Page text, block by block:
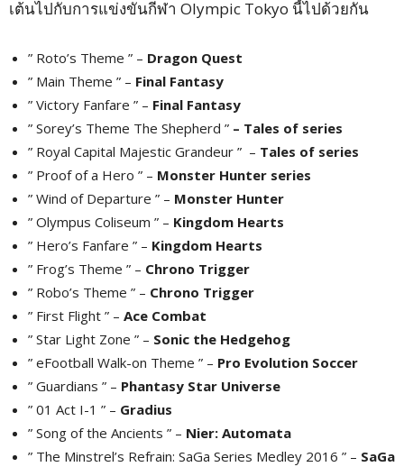
เต้นไปกับการแข่งขันกีฬา Olympic Tokyo นี้ไปด้วยกัน
” Roto’s Theme ” – Dragon Quest
” Main Theme ” – Final Fantasy
” Victory Fanfare ” – Final Fantasy
” Sorey’s Theme The Shepherd ” – Tales of series
” Royal Capital Majestic Grandeur ” – Tales of series
” Proof of a Hero ” – Monster Hunter series
” Wind of Departure ” – Monster Hunter
” Olympus Coliseum ” – Kingdom Hearts
” Hero’s Fanfare ” – Kingdom Hearts
” Frog’s Theme ” – Chrono Trigger
” Robo’s Theme ” – Chrono Trigger
” First Flight ” – Ace Combat
” Star Light Zone ” – Sonic the Hedgehog
” eFootball Walk-on Theme ” – Pro Evolution Soccer
” Guardians ” – Phantasy Star Universe
” 01 Act I-1 ” – Gradius
” Song of the Ancients ” – Nier: Automata
” The Minstrel’s Refrain: SaGa Series Medley 2016 ” – SaGa